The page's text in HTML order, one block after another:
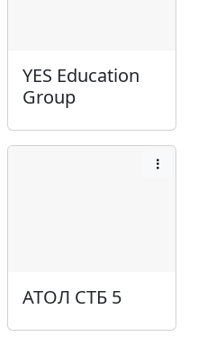
YES Education
Group
АТОЛ СТБ 5